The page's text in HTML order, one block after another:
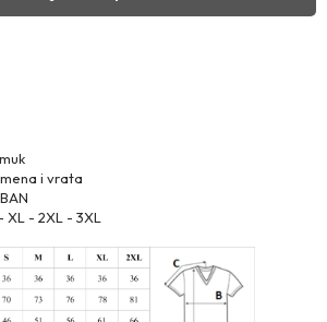
i vrata
XL - 2XL - 3XL